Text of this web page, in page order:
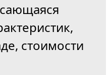
стоимости